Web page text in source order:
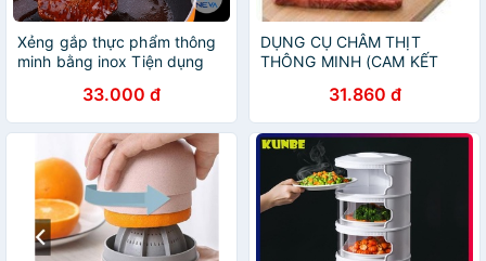
Xẻng gắp thực phẩm thông
minh bằng inox Tiện dụng
33.000 đ
DỤNG CỤ CHÂM THỊT
THÔNG MINH (CAM KẾT
31.860 đ